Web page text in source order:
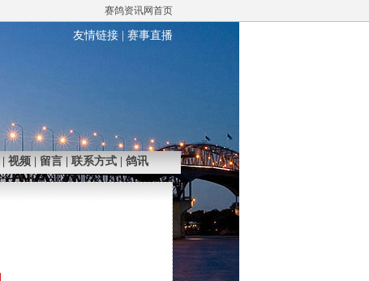
赛鸽资讯网首页
友情链接 赛事直播
视频 留言 联系方式 鸽讯